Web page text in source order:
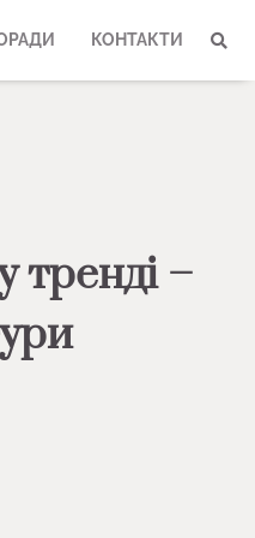
КОНТАКТИ
тренді –